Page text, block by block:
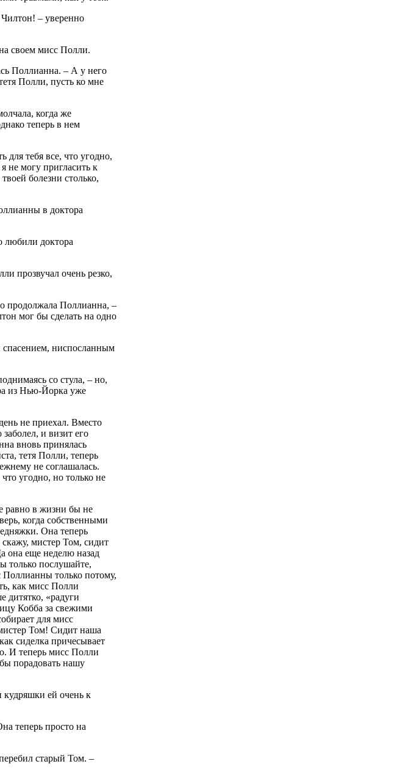
– уверенно
своем мисс Полли.
Поллианна. – А у него
Полли, пусть ко мне
когда же
теперь в нем
для тебя все, что угодно,
не могу пригласить к
болезни столько,
в доктора
любили доктора
прозвучал очень резко,
продолжала Поллианна, –
мог бы сделать на одно
спасением, ниспосланным
со стула, – но,
из Нью-Йорка уже
не приехал. Вместо
и визит его
вновь принялась
тетя Полли, теперь
не соглашалась.
угодно, но только не
равно в жизни бы не
когда собственными
Она теперь
скажу, мистер Том, сидит
она еще неделю назад
только послушайте,
Поллианны только потому,
как мисс Полли
дитятко, «радуги
Кобба за свежими
для мисс
Том! Сидит наша
сиделка причесывает
И теперь мисс Полли
порадовать нашу
кудряшки ей очень к
теперь просто на
старый Том. –